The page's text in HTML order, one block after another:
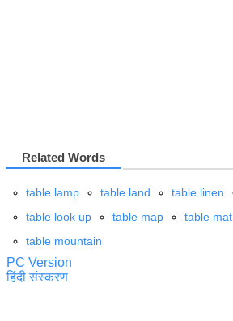
Related Words
table lamp table land table linen
table look up
table map table mat
table mountain
PC Version
हिंदी संस्करण